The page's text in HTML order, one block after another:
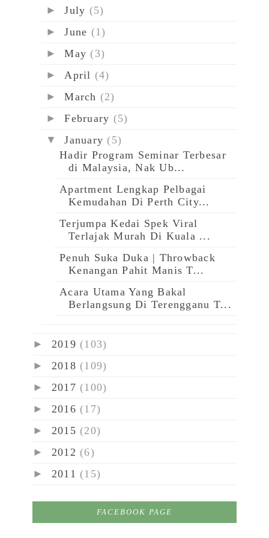
►July (5)
►June (1)
►May (3)
► April (4)
►March (2)
►February (5)
▼January (5)
Hadir Program Seminar Terbesar
di Malaysia, Nak Ub...
Apartment Lengkap Pelbagai
Kemudahan Di Perth City...
Terjumpa Kedai Spek Viral
Terlajak Murah Di Kuala ...
Penuh Suka Duka | Throwback
Kenangan Pahit Manis T...
Acara Utama Yang Bakal
Berlangsung Di Terengganu T...
► 2019 (103)
► 2018 (109)
► 2017 (100)
► 2016 (17)
► 2015 (20)
► 2012 (6)
► 2011 (15)
FACEBOOK PAGE